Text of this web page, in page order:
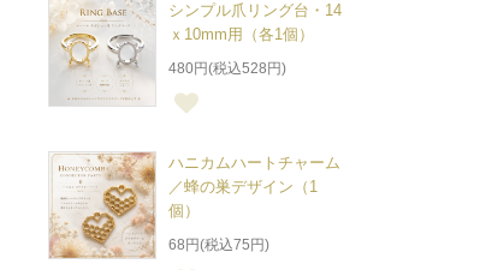
シンプル爪リング台・14
ｘ10mm用（各1個）
480円(税込528円)
ハニカムハートチャーム
／蜂の巣デザイン（1
個）
68円(税込75円)